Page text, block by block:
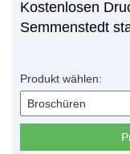
Kostenlosen
Semmenstedt
Produkt wählen: